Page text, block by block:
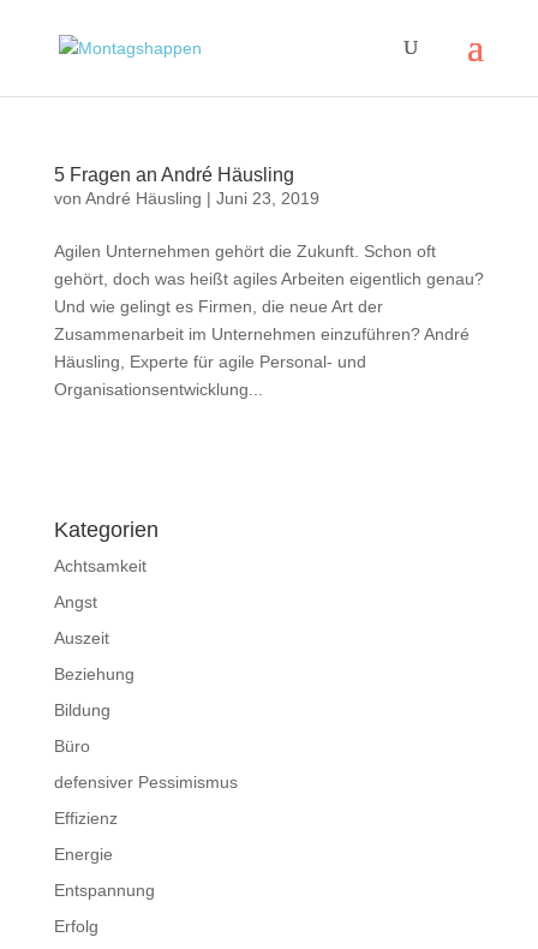
5 Fragen an André Häusling
von André Häusling | Juni 23, 2019
Agilen Unternehmen gehört die Zukunft. Schon oft
gehört, doch was heißt agiles Arbeiten eigentlich genau?
Und wie gelingt es Firmen, die neue Art der
Zusammenarbeit im Unternehmen einzuführen? André
Häusling, Experte für agile Personal- und
Organisationsentwicklung...
Kategorien
Achtsamkeit
Angst
Auszeit
Beziehung
Bildung
Büro
defensiver Pessimismus
Effizienz
Energie
Entspannung
Erfolg